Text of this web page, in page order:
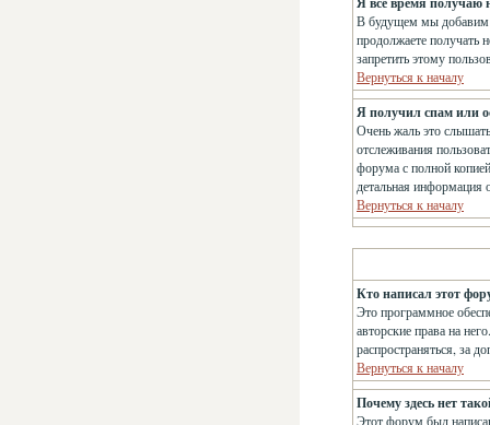
В будущем мы добавим
продолжаете получать
запретить этому
Вернуться к началу
Я получил спам или
Очень жаль это
отслеживания
форума с полной
детальная информация
Вернуться к началу
Кто написал этот
Это программное
авторские права на
распространяться, за
Вернуться к началу
Почему здесь нет
Этот форум был